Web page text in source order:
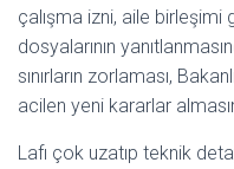
çalışma izni, aile
dosyalarının
sınırların zorlaması,
acilen yeni kararlar
Lafı çok uzatıp teknik